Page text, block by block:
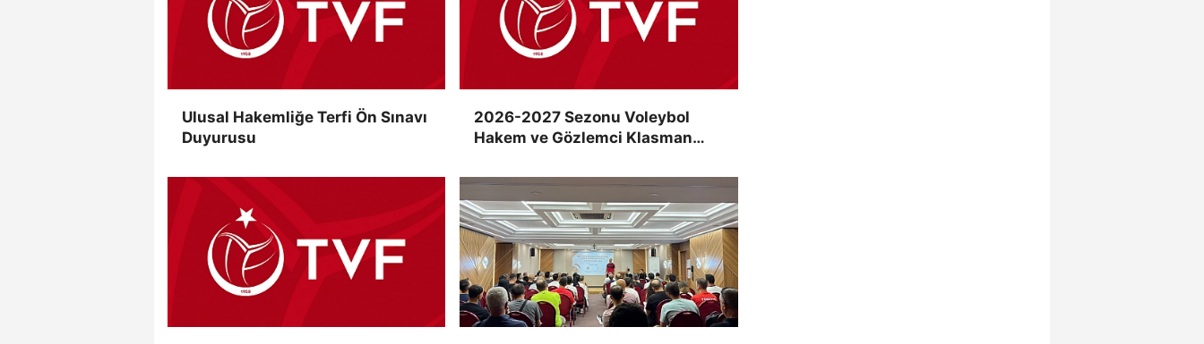
Ulusal Hakemliğe Terfi Ön Sınavı
Duyurusu
2026-2027 Sezonu Voleybol
Hakem ve Gözlemci Klasman
Gerçekleştirildi